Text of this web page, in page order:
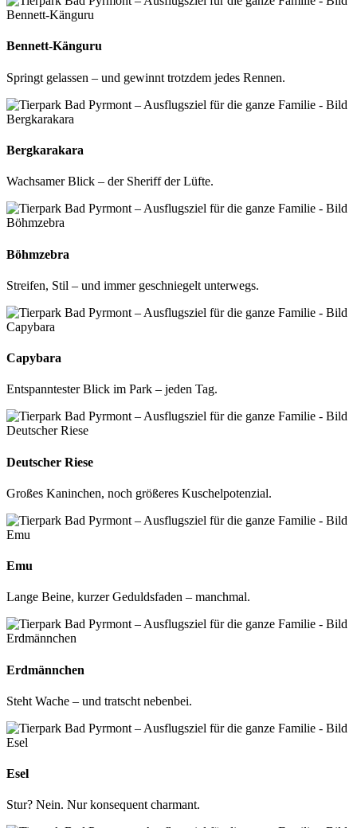
Bennett-Känguru
Springt gelassen – und gewinnt trotzdem jedes Rennen.
Bergkarakara
Wachsamer Blick – der Sheriff der Lüfte.
Böhmzebra
Streifen, Stil – und immer geschniegelt unterwegs.
Capybara
Entspanntester Blick im Park – jeden Tag.
Deutscher Riese
Großes Kaninchen, noch größeres Kuschelpotenzial.
Emu
Lange Beine, kurzer Geduldsfaden – manchmal.
Erdmännchen
Steht Wache – und tratscht nebenbei.
Esel
Stur? Nein. Nur konsequent charmant.